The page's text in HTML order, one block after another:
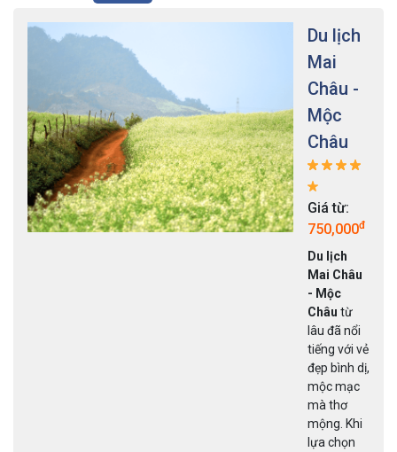
Du lịch
Mai
Châu -
Mộc
Châu
Giá từ:
750,000đ
Du lịch
Mai Châu
- Mộc
Châu từ
lâu đã nổi
tiếng với vẻ
đẹp bình dị,
mộc mạc
mà thơ
mộng. Khi
lựa chọn